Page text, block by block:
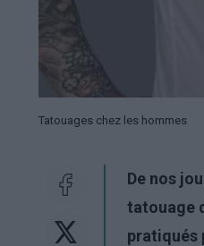
Tatouages chez les hommes
De nos
tatouage
pratiqués